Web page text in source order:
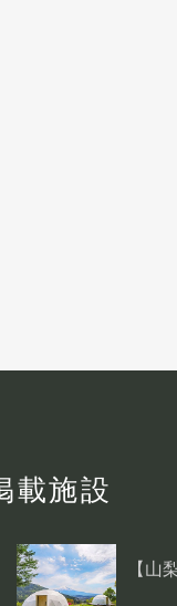
載施設
【山